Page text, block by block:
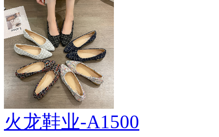
火龙鞋业-A1500